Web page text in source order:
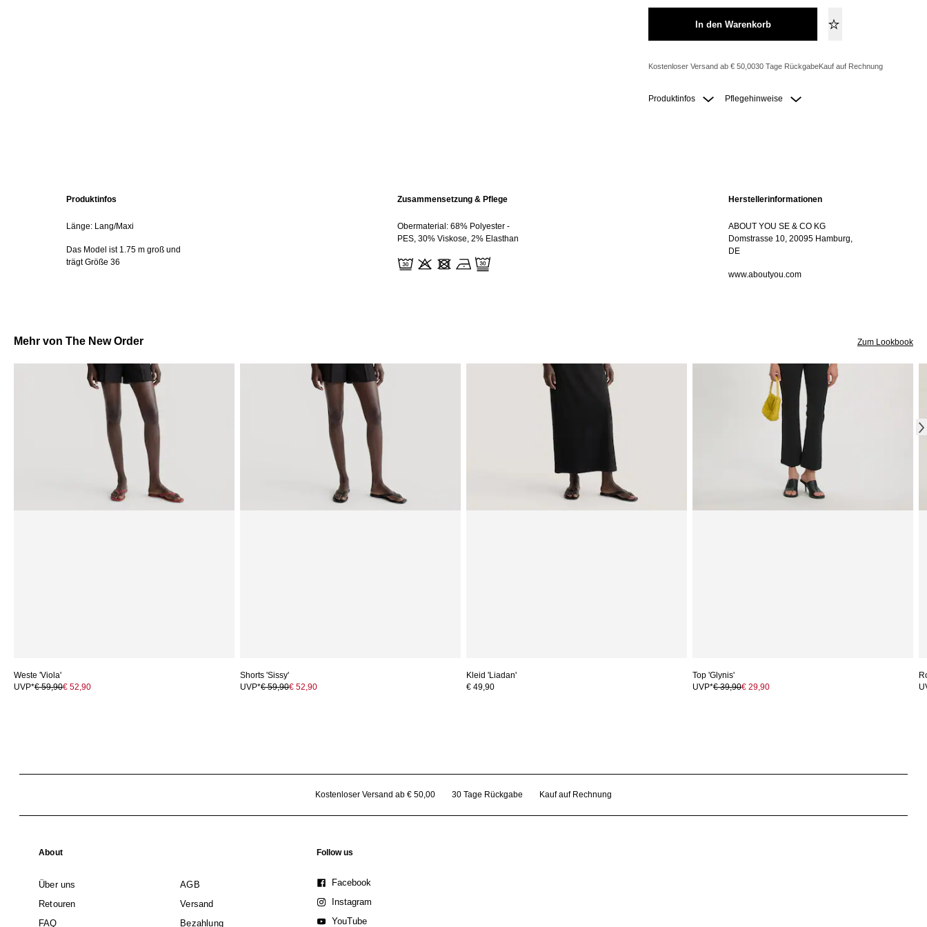
In den Warenkorb
Kostenloser Versand ab € 50,0030 Tage RückgabeKauf auf Rechnung
Produktinfos Pflegehinweise
Produktinfos
Länge: Lang/Maxi
Das Model ist 1.75 m groß und
trägt Größe 36
Zusammensetzung & Pflege
Obermaterial: 68% Polyester -
PES, 30% Viskose, 2% Elasthan
Herstellerinformationen
ABOUT YOU SE & CO KG
Domstrasse 10, 20095 Hamburg,
DE
www.aboutyou.com
Mehr von The New Order Zum Lookbook
Weste 'Viola'
UVP*€ 59,90€ 52,90
Shorts 'Sissy'
UVP*€ 59,90€ 52,90
Kleid 'Liadan'
€ 49,90
Top 'Glynis'
UVP*€ 39,90€ 29,90
Kostenloser Versand ab € 50,00 30 Tage Rückgabe Kauf auf Rechnung
About
Über uns
AGB
Retouren
Versand
FAQ
Bezahlung
Follow us
Facebook
Instagram
YouTube